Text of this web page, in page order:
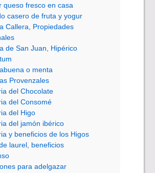
queso fresco en casa
casero de fruta y yogur
Callera, Propiedades
de San Juan, Hipérico
o menta
Provenzales
del Chocolate
del Consomé
del Higo
del jamón ibérico
y beneficios de los Higos
laurel, beneficios
para adelgazar